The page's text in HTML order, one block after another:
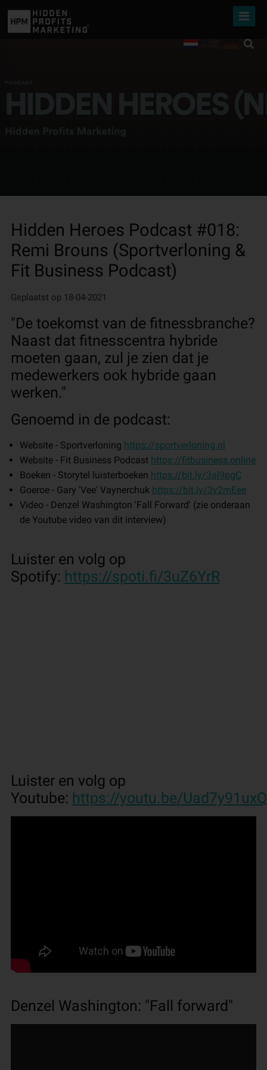
Hidden Heroes Podcast #018:
Remi Brouns (Sportverloning &
Fit Business Podcast)
Geplaatst op 18-04-2021
"De toekomst van de fitnessbranche?
Naast dat fitnesscentra hybride
moeten gaan, zul je zien dat je
medewerkers ook hybride gaan
werken."
Genoemd in de podcast:
Website - Sportverloning https://sportverloning.nl
Website - Fit Business Podcast https://fitbusiness.online
Boeken - Storytel luisterboeken https://bit.ly/3al9pgC
Goeroe - Gary 'Vee' Vaynerchuk https://bit.ly/3v2mEee
Video - Denzel Washington 'Fall Forward' (zie onderaan
de Youtube video van dit interview)
Luister en volg op
Spotify: https://spoti.fi/3uZ6YrR
Luister en volg op
Youtube: https://youtu.be/
Denzel Washington: "Fall forward"